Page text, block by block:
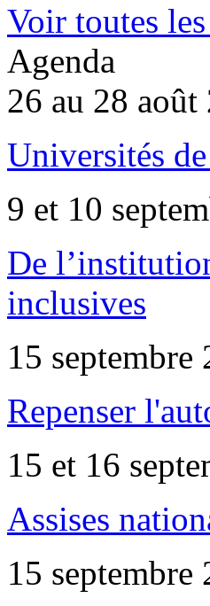
Voir toutes
Agenda
26 au 28
Universités
9 et 10
De
inclusives
15
Repenser
15 et 16
Assises
15 septembre